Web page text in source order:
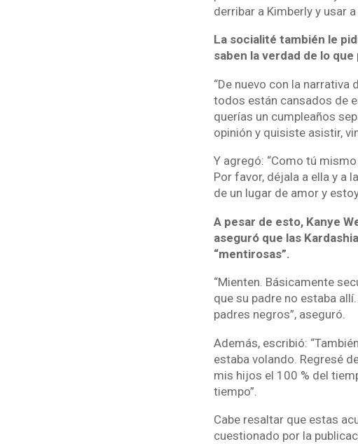
derribar a Kimberly y usar
La socialité también le
saben la verdad de lo
“De nuevo con la narrativa
todos están cansados de
querías un cumpleaños
opinión y quisiste asistir,
Y agregó: “Como tú
Por favor, déjala a ella y a
de un lugar de amor y
A pesar de esto, Kanye
aseguró que las
“mentirosas”.
“Mienten. Básicamente
que su padre no estaba
padres negros”, aseguró.
Además, escribió:
estaba volando. Regresé
mis hijos el 100 % del
tiempo”.
Cabe resaltar que estas
cuestionado por la